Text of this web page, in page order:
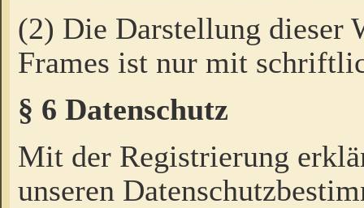
(2) Die Darstellung dieser
Frames ist nur mit
§ 6 Datenschutz
Mit der Registrierung
unseren